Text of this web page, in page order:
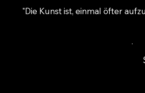
"Die Kunst ist, einmal öfter